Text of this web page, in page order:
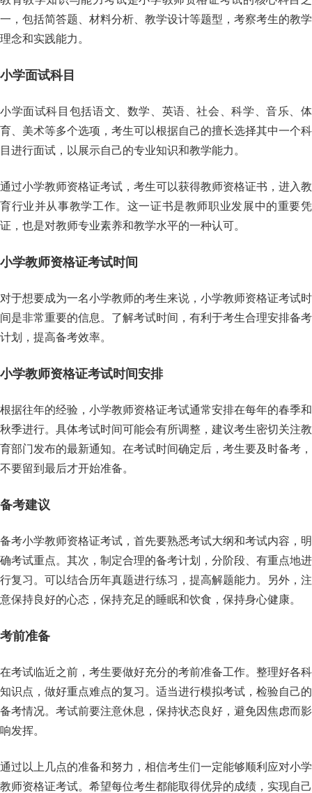
一，包括简答题、材料分析、教学设计等题型，考察考生的教学
理念和实践能力。
小学面试科目
小学面试科目包括语文、数学、英语、社会、科学、音乐、体
育、美术等多个选项，考生可以根据自己的擅长选择其中一个科
目进行面试，以展示自己的专业知识和教学能力。
通过小学教师资格证考试，考生可以获得教师资格证书，进入教
育行业并从事教学工作。这一证书是教师职业发展中的重要凭
证，也是对教师专业素养和教学水平的一种认可。
小学教师资格证考试时间
对于想要成为一名小学教师的考生来说，小学教师资格证考试时
间是非常重要的信息。了解考试时间，有利于考生合理安排备考
计划，提高备考效率。
小学教师资格证考试时间安排
根据往年的经验，小学教师资格证考试通常安排在每年的春季和
秋季进行。具体考试时间可能会有所调整，建议考生密切关注教
育部门发布的最新通知。在考试时间确定后，考生要及时备考，
不要留到最后才开始准备。
备考建议
备考小学教师资格证考试，首先要熟悉考试大纲和考试内容，明
确考试重点。其次，制定合理的备考计划，分阶段、有重点地进
行复习。可以结合历年真题进行练习，提高解题能力。另外，注
意保持良好的心态，保持充足的睡眠和饮食，保持身心健康。
考前准备
在考试临近之前，考生要做好充分的考前准备工作。整理好各科
知识点，做好重点难点的复习。适当进行模拟考试，检验自己的
备考情况。考试前要注意休息，保持状态良好，避免因焦虑而影
响发挥。
通过以上几点的准备和努力，相信考生们一定能够顺利应对小学
教师资格证考试。希望每位考生都能取得优异的成绩，实现自己